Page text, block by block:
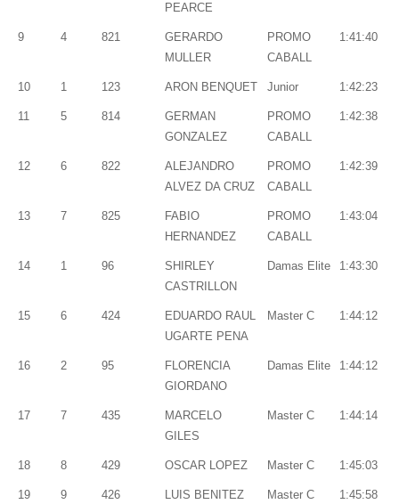
PEARCE
9 4 821
GERARDO
MULLER
PROMO
CABALL
1:41:40
10 1 123 ARON BENQUET Junior 1:42:23
11 5 814
GERMAN
GONZALEZ
PROMO
CABALL
1:42:38
12 6 822
ALEJANDRO
ALVEZ DA CRUZ
PROMO
CABALL
1:42:39
13 7 825
FABIO
HERNANDEZ
PROMO
CABALL
1:43:04
14 1 96
SHIRLEY
CASTRILLON
Damas Elite 1:43:30
15 6 424
EDUARDO RAUL
UGARTE PENA
Master C 1:44:12
16 2 95
FLORENCIA
GIORDANO
Damas Elite 1:44:12
17 7 435
MARCELO
GILES
Master C 1:44:14
18 8 429 OSCAR LOPEZ Master C 1:45:03
19 9 426 LUIS BENITEZ Master C 1:45:58